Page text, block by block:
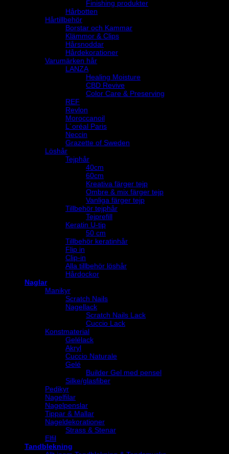
Finishing produkter
Hårbotten
Hårtillbehör
Borstar och Kammar
Klämmor & Clips
Hårsnoddar
Hårdekorationer
Varumärken hår
LANZA
Healing Moisture
CBD Revive
Color Care & Preserving
REF
Revlon
Moroccanoil
L´oréal Paris
Neccin
Grazette of Sweden
Löshår
Tejphår
40cm
60cm
Kreativa färger tejp
Ombre & mix färger tejp
Vanliga färger tejp
Tillbehör tejphår
Tejprefill
Keratin U-tip
50 cm
Tillbehör keratinhår
Flip in
Clip-in
Alla tillbehör löshår
Hårdockor
Naglar
Manikyr
Scratch Nails
Nagellack
Scratch Nails Lack
Cuccio Lack
Konstmaterial
Gelélack
Akryl
Cuccio Naturale
Gelé
Builder Gel med pensel
Silke/glasfiber
Pedikyr
Nagelfilar
Nagelpenslar
Tippar & Mallar
Nageldekorationer
Strass & Stenar
Elfil
Tandblekning